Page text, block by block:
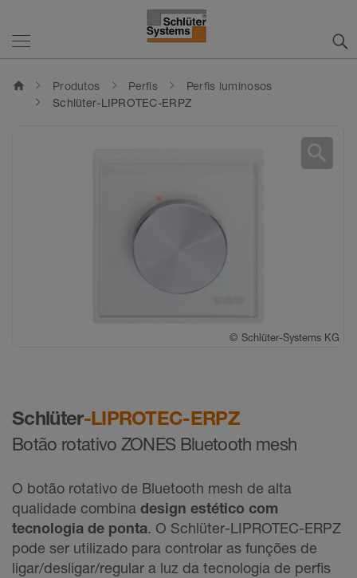
home Produtos Perfis
Perfis luminosos
Schlüter-LIPROTEC-ERPZ
Schlüter-LIPROTEC-ERPZ
Botão rotativo ZONES Bluetooth mesh
O botão rotativo de Bluetooth mesh de alta
qualidade combina design estético com
tecnologia de ponta. O Schlüter-LIPROTEC-ERPZ
pode ser utilizado para controlar as funções de
ligar/desligar/regular a luz da tecnologia de perfis
© Schlüter-Systems KG